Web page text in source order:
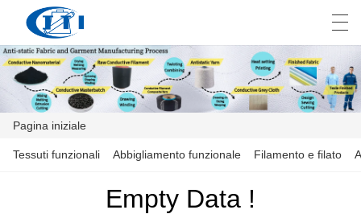
PAGINA INIZIALE
العربية česky Deutsch English
Pagina iniziale
Tessuti funzionali Abbigliamento funzionale Filamento e filato
Empty Data !